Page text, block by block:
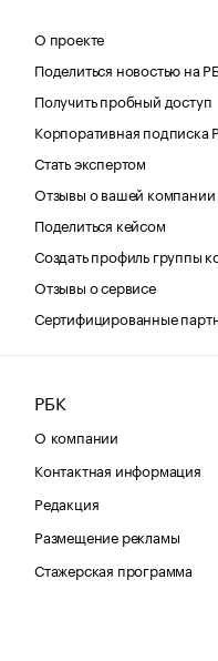
О проекте
Поделиться новостью на
Получить пробный доступ
Корпоративная подписка
Стать экспертом
Отзывы о вашей компании
Поделиться кейсом
Создать профиль группы
Отзывы о сервисе
Сертифицированные
РБК
О компании
Контактная информация
Редакция
Размещение рекламы
Стажерская программа